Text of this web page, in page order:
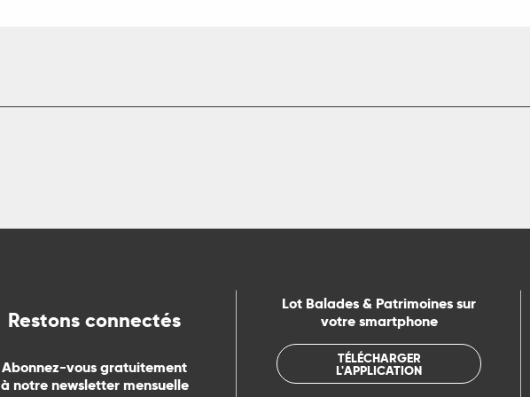
Restons connectés
Abonnez-vous gratuitement
à notre newsletter mensuelle
Lot Balades & Patrimoines sur
votre smartphone
TÉLÉCHARGER
L'APPLICATION